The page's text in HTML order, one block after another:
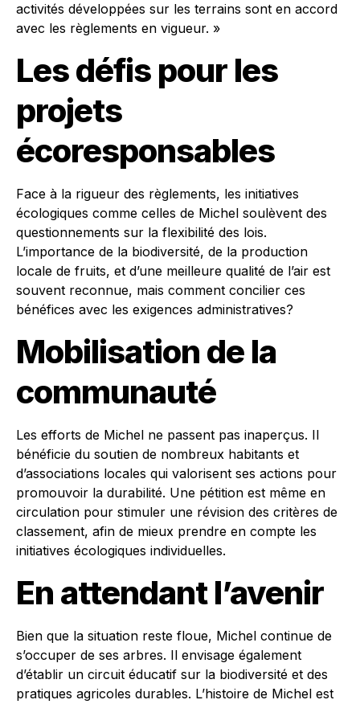
activités développées sur les terrains sont en accord
avec les règlements en vigueur. »
Les défis pour les
projets
écoresponsables
Face à la rigueur des règlements, les initiatives
écologiques comme celles de Michel soulèvent des
questionnements sur la flexibilité des lois.
L’importance de la biodiversité, de la production
locale de fruits, et d’une meilleure qualité de l’air est
souvent reconnue, mais comment concilier ces
bénéfices avec les exigences administratives?
Mobilisation de la
communauté
Les efforts de Michel ne passent pas inaperçus. Il
bénéficie du soutien de nombreux habitants et
d’associations locales qui valorisent ses actions pour
promouvoir la durabilité. Une pétition est même en
circulation pour stimuler une révision des critères de
classement, afin de mieux prendre en compte les
initiatives écologiques individuelles.
En attendant l’avenir
Bien que la situation reste floue, Michel continue de
s’occuper de ses arbres. Il envisage également
d’établir un circuit éducatif sur la biodiversité et des
pratiques agricoles durables. L’histoire de Michel est